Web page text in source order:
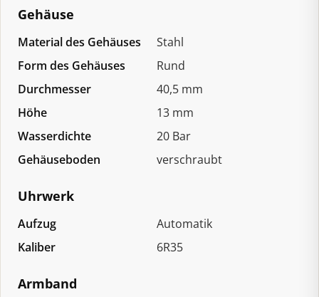
Gehäuse
Material des Gehäuses
Stahl
Form des Gehäuses
Rund
Durchmesser
40,5 mm
Höhe
13 mm
Wasserdichte
20 Bar
Gehäuseboden
verschraubt
Uhrwerk
Aufzug
Automatik
Kaliber
6R35
Armband